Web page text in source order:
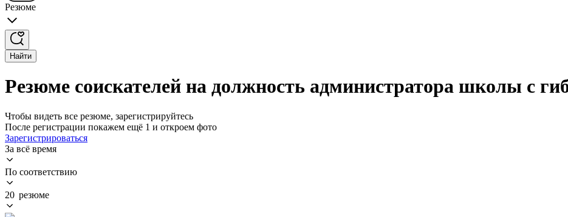
Резюме
Найти
Резюме соискателей на должность администратора школы с
Чтобы видеть все резюме, зарегистрируйтесь
После регистрации покажем ещё 1 и откроем фото
Зарегистрироваться
За всё время
По соответствию
20 резюме